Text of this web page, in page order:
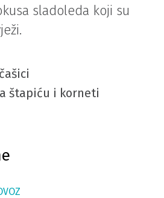
sladoleda koji su
štapiću i korneti